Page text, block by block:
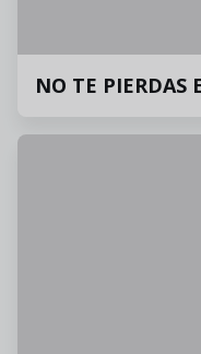
NO TE PIERDAS